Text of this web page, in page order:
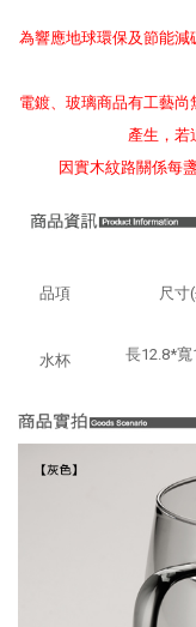
為響應地球環保及節能
電鍍、玻璃商品有工藝
產生，若
因實木紋路關係每
品項 尺寸
水杯 長12.8*